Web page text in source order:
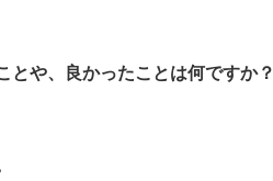
とや、良かったことは何ですか？